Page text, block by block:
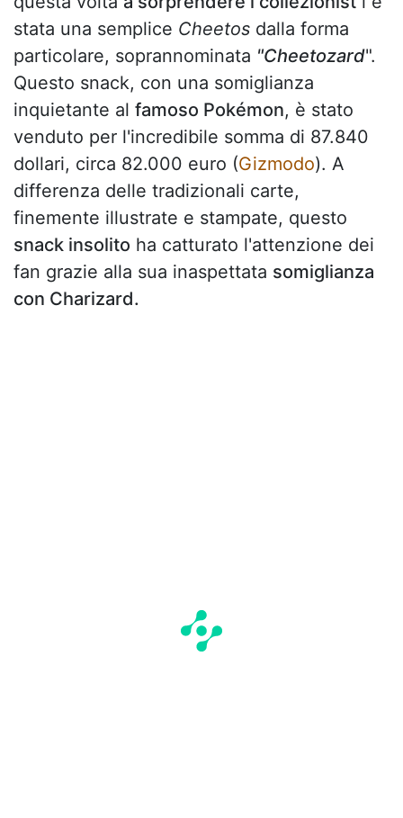
stata una semplice Cheetos dalla forma
particolare, soprannominata "Cheetozard".
Questo snack, con una somiglianza
inquietante al famoso Pokémon, è stato
venduto per l'incredibile somma di 87.840
dollari, circa 82.000 euro (Gizmodo). A
differenza delle tradizionali carte,
finemente illustrate e stampate, questo
snack insolito ha catturato l'attenzione dei
fan grazie alla sua inaspettata somiglianza
con Charizard.